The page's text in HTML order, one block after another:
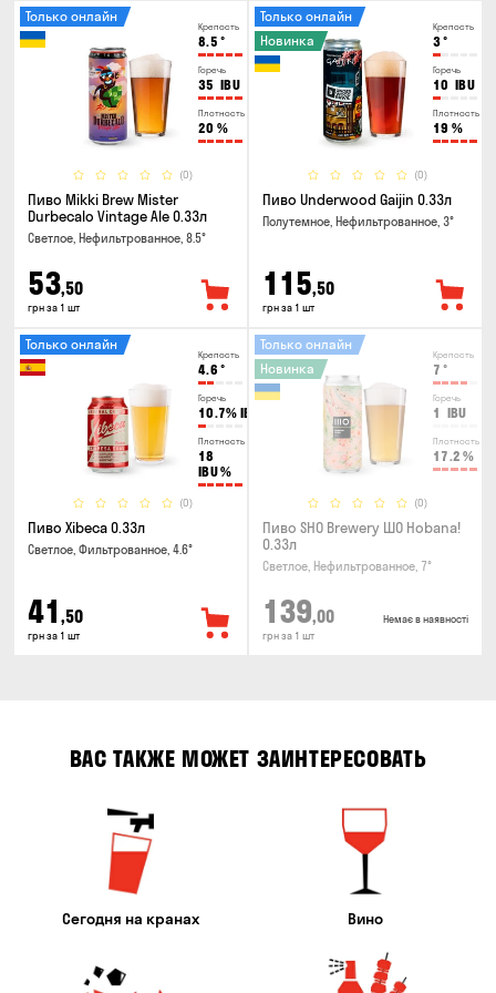
Крепость
8.5 °
Горечь
35 IBU
Плотность
20 %
(0)
Только онлайн
Пиво Mikki Brew Mister
Durbecalo Vintage Ale 0.33л
Светлое, Нефильтрованное, 8.5°
53,50
грн за 1 шт
Крепость
3°
Горечь
10 IBU
Плотность
19 %
(0)
Только онлайн
Новинка
Пиво Underwood Gaijin 0.33л
Полутемное, Нефильтрованное, 3°
115,50
грн за 1 шт
Крепость
4.6 °
Горечь
10.7% IBU
Плотность
18
IBU%
(0)
Только онлайн
Пиво Xibeca 0.33л
Светлое, Фильтрованное, 4.6°
41 ,50
грн за 1 шт
Крепость
7 °
Горечь
1 IBU
Плотность
17.2 %
(0)
Только онлайн
Новинка
Пиво SHO Brewery ШО Hobana!
0.33л
Светлое, Нефильтрованное, 7°
139,00
грн за 1 шт
Немає в наявності
ВАС ТАКЖЕ МОЖЕТ ЗАИНТЕРЕСОВАТЬ
Сегодня на кранах Вино